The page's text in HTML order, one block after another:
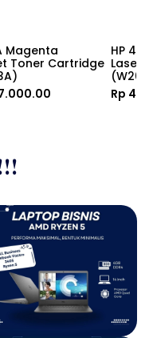
Magenta
Toner Cartridge
HP
Rp